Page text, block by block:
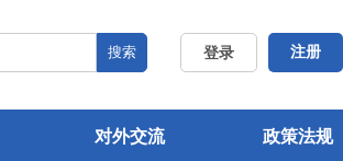
登录 注册
搜索
对外交流 政策法规